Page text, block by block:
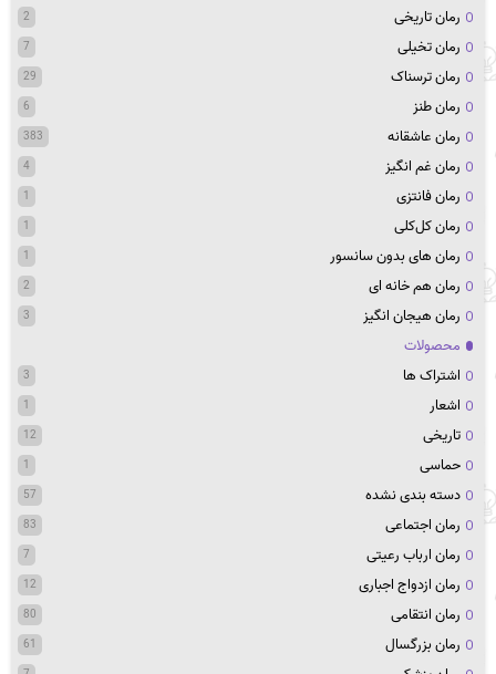
رمان تاریخی 2
رمان تخیلی 7
رمان ترسناک 29
رمان طنز 6
رمان عاشقانه 383
رمان غم انگیز 4
رمان فانتزی 1
رمان کل‌کلی 1
رمان های بدون سانسور 1
رمان هم خانه ای 2
رمان هیجان انگیز 3
محصولات
اشتراک ها
3
اشعار 1
تاریخی 12
حماسی 1
دسته بندی نشده 57
رمان اجتماعی 83
رمان ارباب رعیتی 7
رمان ازدواج اجباری 12
رمان انتقامی 80
رمان بزرگسال 61